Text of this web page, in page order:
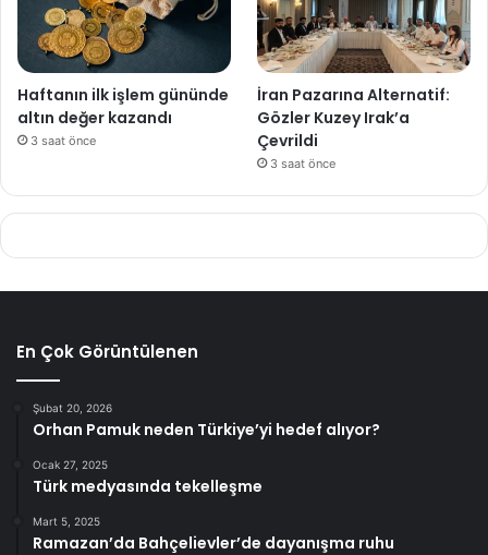
Haftanın ilk işlem gününde
altın değer kazandı
3 saat önce
İran Pazarına Alternatif:
Gözler Kuzey Irak’a
Çevrildi
3 saat önce
En Çok Görüntülenen
Şubat 20, 2026
Orhan Pamuk neden Türkiye’yi hedef alıyor?
Ocak 27, 2025
Türk medyasında tekelleşme
Mart 5, 2025
Ramazan’da Bahçelievler’de dayanışma ruhu